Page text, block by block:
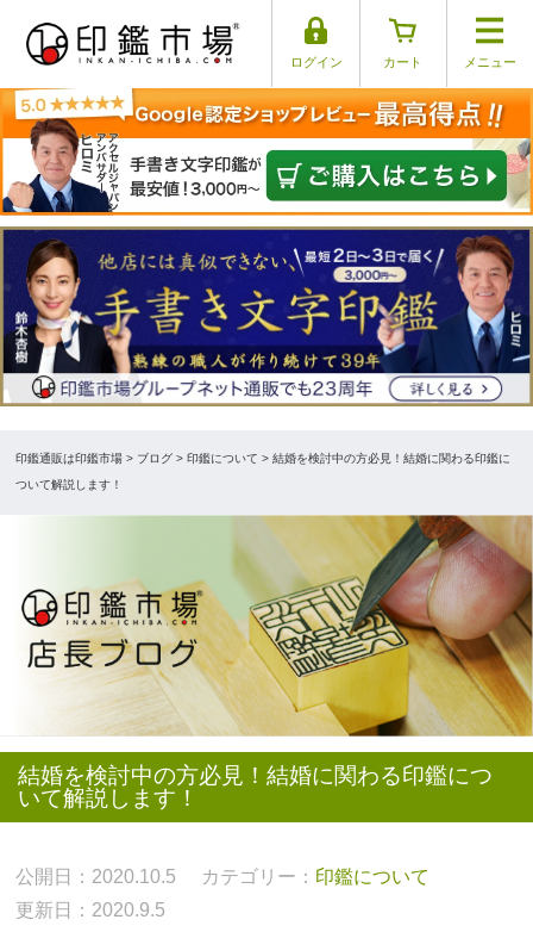
ログイン カート メニュー
印鑑通販は印鑑市場 > ブログ > 印鑑について > 結婚を検討中の方必見！結婚に関わる印鑑に
ついて解説します！
結婚を検討中の方必見！結婚に関わる印鑑につ
いて解説します！
公開日：2020.10.5 カテゴリー： 印鑑について
更新日：2020.9.5